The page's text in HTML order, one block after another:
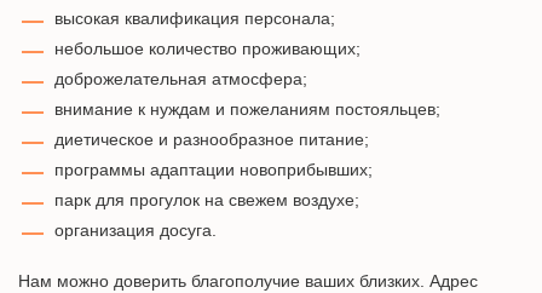
высокая квалификация персонала;
небольшое количество проживающих;
доброжелательная атмосфера;
внимание к нуждам и пожеланиям постояльцев;
диетическое и разнообразное питание;
программы адаптации новоприбывших;
парк для прогулок на свежем воздухе;
организация досуга.
Нам можно доверить благополучие ваших близких. Адрес